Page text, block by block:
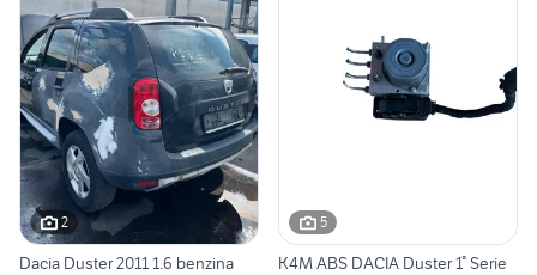
2
Dacia Duster 2011 1.6 benzina
5
K4M ABS DACIA Duster 1° Serie